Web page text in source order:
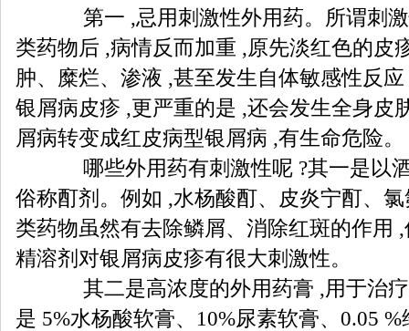
第一 ,忌用刺激性外用药。所谓刺激
类药物后 ,病情反而加重 ,原先淡红色的皮
肿、糜烂、渗液 ,甚至发生自体敏感性反
银屑病皮疹 ,更严重的是 ,还会发生全身皮
屑病转变成红皮病型银屑病 ,有生命危险。
哪些外用药有刺激性呢 ?其一是以
俗称酊剂。例如 ,水杨酸酊、皮炎宁酊、
类药物虽然有去除鳞屑、消除红斑的作用
精溶剂对银屑病皮疹有很大刺激性。
其二是高浓度的外用药膏 ,用于治疗
是 5%水杨酸软膏、10%尿素软膏、0.05